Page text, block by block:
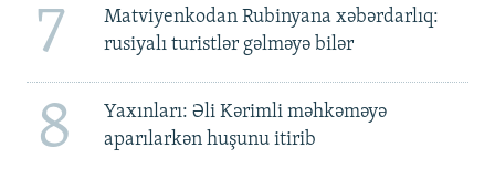
7
Matviyenkodan Rubinyana xəbərdarlıq:
rusiyalı turistlər gəlməyə bilər
8
Yaxınları: Əli Kərimli məhkəməyə
aparılarkən huşunu itirib